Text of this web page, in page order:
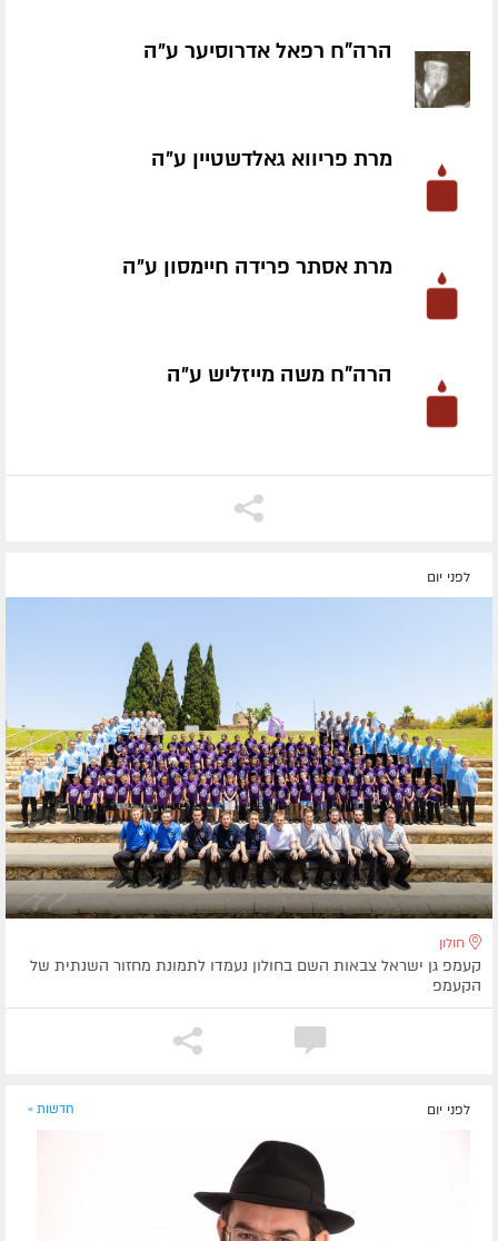
הרה"ח רפאל אדרוסיער ע״ה
מרת פריווא גאלדשטיין ע״ה
מרת אסתר פרידה חיימסון ע״ה
הרה"ח משה מייזליש ע״ה
לפני יום
חולון
קעמפ גן ישראל צבאות השם בחולון נעמדו לתמונת מחזור השנתית של
הקעמפ
לפני יום חדשות »